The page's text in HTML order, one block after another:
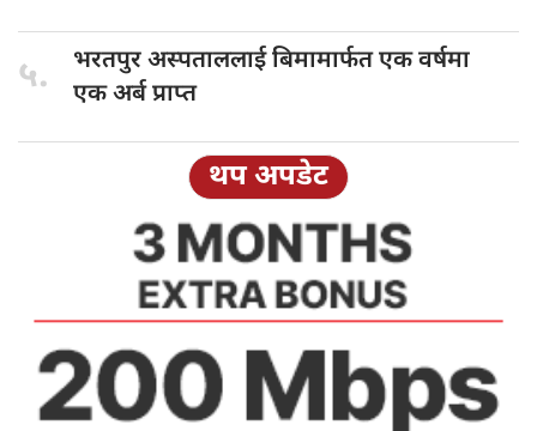
५. भरतपुर अस्पताललाईबिमामार्फत एक वर्षमा
एक अर्ब प्राप्त
थप अपडेट